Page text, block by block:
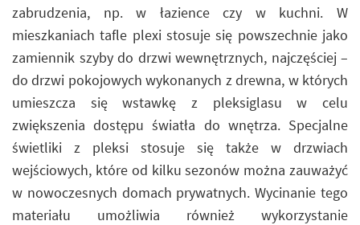
zabrudzenia, np. w łazience czy w kuchni. W
mieszkaniach tafle plexi stosuje się powszechnie jako
zamiennik szyby do drzwi wewnętrznych, najczęściej –
do drzwi pokojowych wykonanych z drewna, w których
umieszcza się wstawkę z pleksiglasu w celu
zwiększenia dostępu światła do wnętrza. Specjalne
świetliki z pleksi stosuje się także w drzwiach
wejściowych, które od kilku sezonów można zauważyć
w nowoczesnych domach prywatnych. Wycinanie tego
materiału umożliwia również wykorzystanie